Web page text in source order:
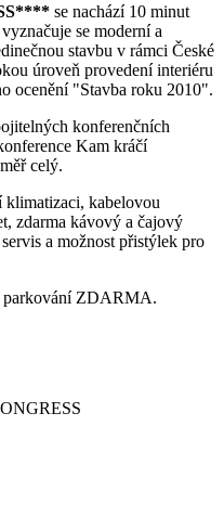
se nachází 10 minut
se moderní a
stavbu v rámci České
úroveň provedení interiéru
ocenění "Stavba roku 2010".
konferenčních
Kam kráčí
celý.
kabelovou
zdarma kávový a čajový
a možnost přistýlek pro
parkování ZDARMA.